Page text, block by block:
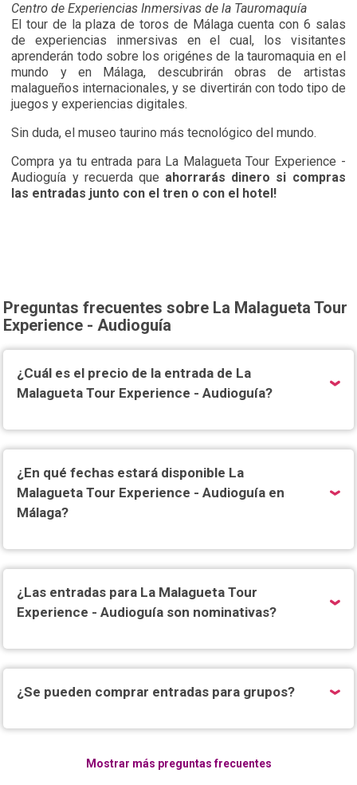
Centro de Experiencias Inmersivas de la Tauromaquía
El tour de la plaza de toros de Málaga cuenta con 6 salas
de experiencias inmersivas en el cual, los visitantes
aprenderán todo sobre los origénes de la tauromaquia en el
mundo y en Málaga, descubrirán obras de artistas
malagueños internacionales, y se divertirán con todo tipo de
juegos y experiencias digitales.
Sin duda, el museo taurino más tecnológico del mundo.
Compra ya tu entrada para La Malagueta Tour Experience -
Audioguía y recuerda que ahorrarás dinero si compras
las entradas junto con el tren o con el hotel!
Preguntas frecuentes sobre La Malagueta Tour
Experience - Audioguía
¿Cuál es el precio de la entrada de La
Malagueta Tour Experience - Audioguía?
¿En qué fechas estará disponible La
Malagueta Tour Experience - Audioguía en
Málaga?
¿Las entradas para La Malagueta Tour
Experience - Audioguía son nominativas?
¿Se pueden comprar entradas para grupos?
Mostrar más preguntas frecuentes